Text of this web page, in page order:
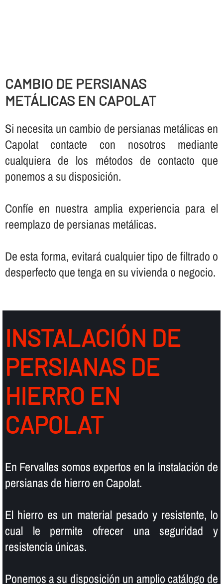
CAMBIO DE PERSIANAS
METÁLICAS EN CAPOLAT
Si necesita un cambio de persianas metálicas en
Capolat contacte con nosotros mediante
cualquiera de los métodos de contacto que
ponemos a su disposición.
Confí­e en nuestra amplia experiencia para el
reemplazo de persianas metálicas.
De esta forma, evitará cualquier tipo de filtrado o
desperfecto que tenga en su vivienda o negocio.
INSTALACIÓN DE
PERSIANAS DE
HIERRO EN
CAPOLAT
En Fervalles somos expertos en la instalación de
persianas de hierro en Capolat.
El hierro es un material pesado y resistente, lo
cual le permite ofrecer una seguridad y
resistencia únicas.
Ponemos a su disposición un amplio catálogo de